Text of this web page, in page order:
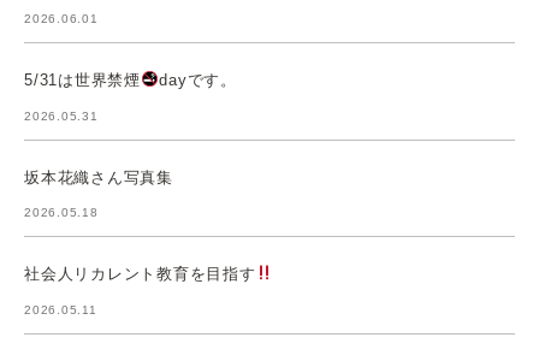
2026.06.01
5/31は世界禁煙 dayです。
2026.05.31
坂本花織さん写真集
2026.05.18
社会人リカレント教育を目指す
2026.05.11